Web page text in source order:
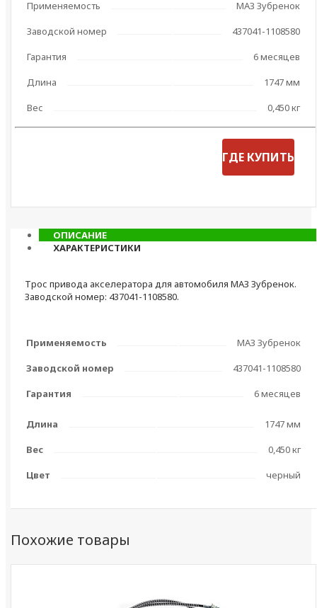
Применяемость
МАЗ Зубренок
Заводской номер
437041-1108580
Гарантия
6 месяцев
Длина
1747 мм
Вес
0,450 кг
ГДЕ КУПИТЬ
ОПИСАНИЕ
ХАРАКТЕРИСТИКИ
Трос привода акселератора для автомобиля МАЗ Зубренок.
Заводской номер: 437041-1108580.
Применяемость
МАЗ Зубренок
Заводской номер
437041-1108580
Гарантия
6 месяцев
Длина
1747 мм
Вес
0,450 кг
Цвет
черный
Похожие товары